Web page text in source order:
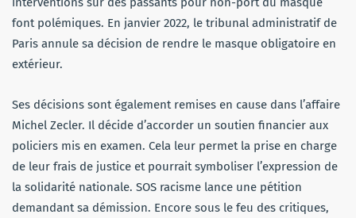
font polémiques. En janvier 2022, le tribunal administratif de
Paris annule sa décision de rendre le masque obligatoire en
extérieur.
Ses décisions sont également remises en cause dans l’affaire
Michel Zecler. Il décide d’accorder un soutien financier aux
policiers mis en examen. Cela leur permet la prise en charge
de leur frais de justice et pourrait symboliser l’expression de
la solidarité nationale. SOS racisme lance une pétition
demandant sa démission. Encore sous le feu des critiques,